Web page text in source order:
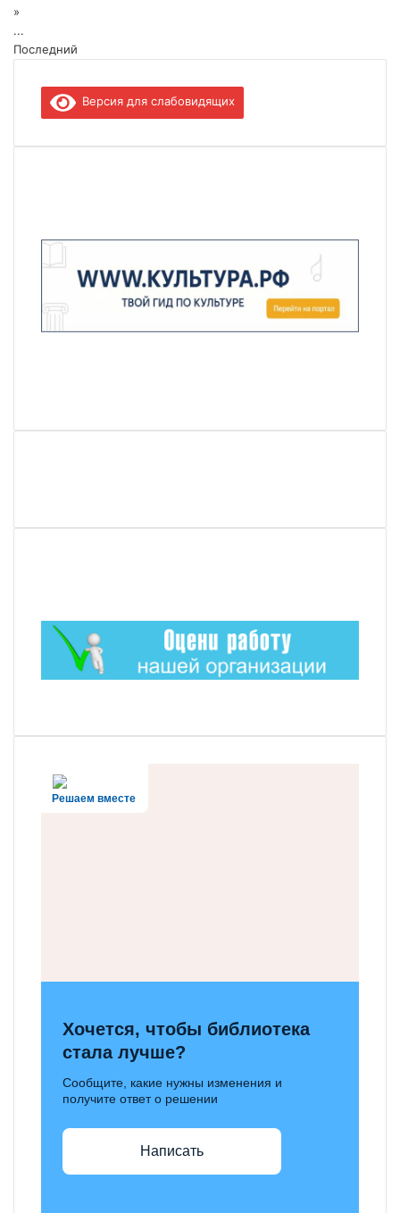
»
...
Последний
Версия для слабовидящих
Решаем вместе
Хочется, чтобы библиотека
стала лучше?
Сообщите, какие нужны изменения и
получите ответ о решении
Написать